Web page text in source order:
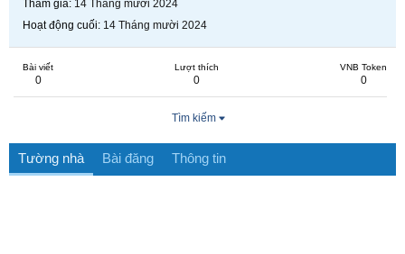
Tham gia 14 Tháng mười 2024
Hoạt động cuối 14 Tháng mười 2024
Bài viết
0
Lượt thích
0
VNB Token
0
Tìm kiếm
Tường nhà Bài đăng Thông tin